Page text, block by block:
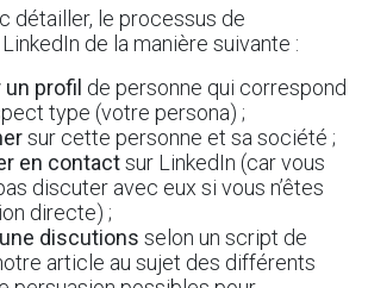
détailler, le processus de
de la manière suivante :
un profil de personne qui correspond
type (votre persona) ;
sur cette personne et sa société ;
en contactsur LinkedIn (car vous
discuter avec eux si vous n’êtes
directe) ;
discutions selon un script de
article au sujet des différents